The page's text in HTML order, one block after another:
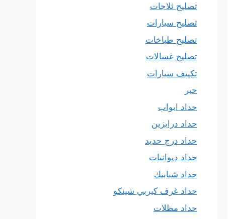
تصليح ثلاجات
تصليح سيارات
تصليح طباخات
تصليح غسالات
تكييف سيارات
حبر
حداد ابواب
حداد درابزين
حداد درج حديد
حداد ديوانيات
حداد شبابيك
حداد غرف كيربي شينكو
حداد مظلات